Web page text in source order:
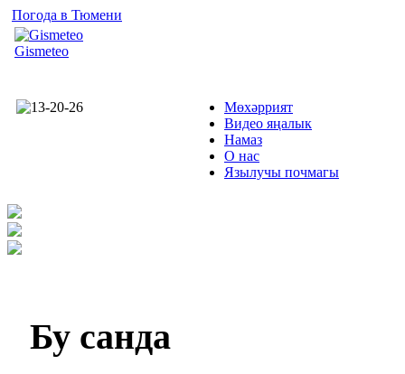
Погода в Тюмени
Gismeteo
Мөхәррият
Видео яңалык
Намаз
О нас
Язылучы почмагы
Бу санда